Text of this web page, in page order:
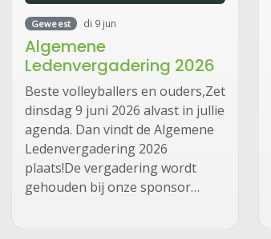
Geweest di 9 jun
Algemene
Ledenvergadering 2026
Beste volleyballers en ouders,Zet
dinsdag 9 juni 2026 alvast in jullie
agenda. Dan vindt de Algemene
Ledenvergadering 2026
plaats!De vergadering wordt
gehouden bij onze sponsor…